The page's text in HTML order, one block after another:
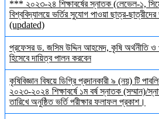
*** ২০২৩-২৪ শিক্ষাবর্ষের স্নাতক (লেভেল-১,
বিশ্ববিদ্যালয়ে ভর্তির সুযোগ পাওয়া ছাত্র-
(updated)
প্রফেসর ড. জসিম উদ্দিন আহমেদ, কৃষি অর্থনীতি ও
হিসেবে দায়িত্ব পালন করবেন
কৃষিবিজ্ঞান বিষয়ে ডিগ্রি প্রদানকারী ৯ (নয়) টি
২০২৩-২০২৪ শিক্ষাবর্ষে ১ম বর্ষ স্নাতক (সম্মান)/
তারিখে অনুষ্ঠিত ভর্তি পরীক্ষার ফলাফল প্রকাশ।